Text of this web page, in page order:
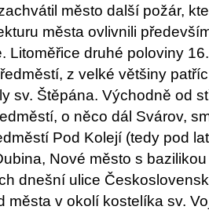
město další požár,
města ovlivnili
Litoměřice druhé poloviny
z velké většiny
sv. Štěpána. Východně od
o něco dál Svárov,
Pod Kolejí (tedy pod
Nové město s
dnešní ulice
města v okolí kostelíka sv.